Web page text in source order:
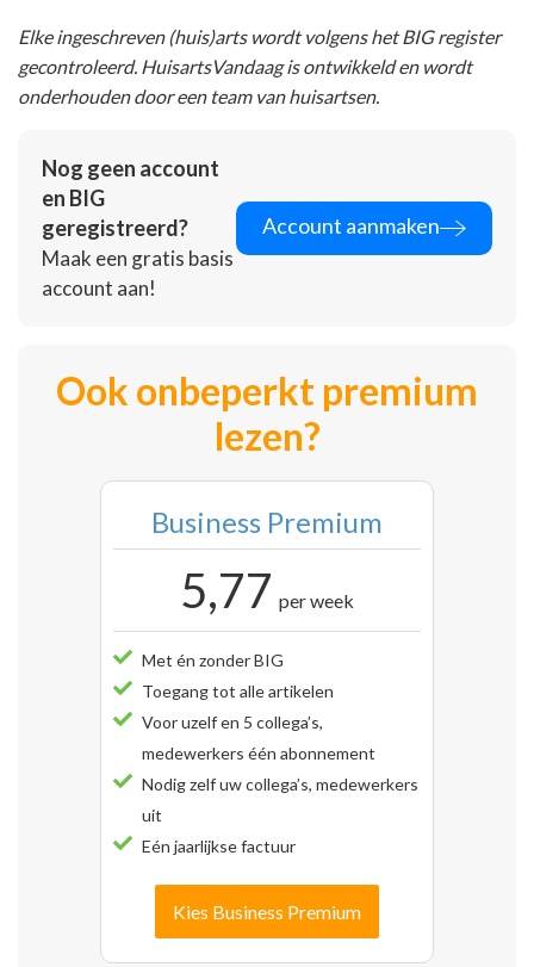
Elke ingeschreven (huis)arts wordt volgens het BIG register
gecontroleerd. HuisartsVandaag is ontwikkeld en wordt
onderhouden door een team van huisartsen.
Nog geen account
en BIG
geregistreerd?
Maak een gratis basis
account aan!
Account aanmaken
Ook onbeperkt premium
lezen?
Business Premium
5,77 per week
Met én zonder BIG
Toegang tot alle artikelen
Voor uzelf en 5 collega’s,
medewerkers één abonnement
Nodig zelf uw collega’s, medewerkers
uit
Eén jaarlijkse factuur
Kies Business Premium